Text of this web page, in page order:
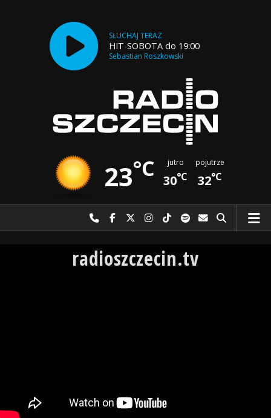
SŁUCHAJ TERAZ
HIT-SOBOTA do 19:00
Sebastian Roszkowski
23°C jutro
30°C
pojutrze
32°C
Najlepiej po prostu do nas zadzwoń
Odwiedź nas na Facebook-u
Odwiedź nas na X
Odwiedź nas na Instagram-ie
Odwiedź nas na TikTok-u
Szukaj nas na Spotify
Wyślij do nas
Szukaj
radioszczecin.tv